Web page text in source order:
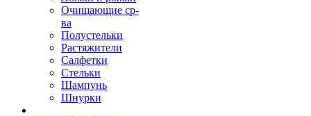
Очищающие ср-
ва
Полустельки
Растяжители
Салфетки
Стельки
Шампунь
Шнурки